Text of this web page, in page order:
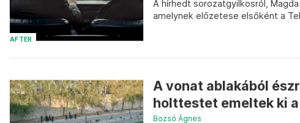
AFTER
A hírhedt sorozatgyilkosról,
amelynek előzetese elsőként a
A vonat ablakából
holttestet emeltek ki
Bozsó Ágnes